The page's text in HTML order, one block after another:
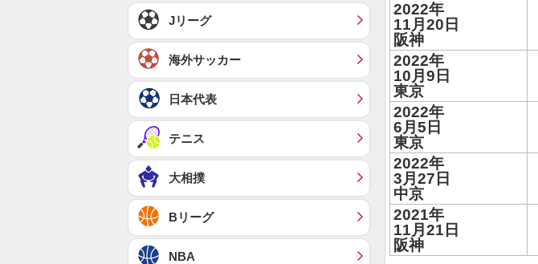
2022年
11月20日
阪神
2022年
10月9日
東京
2022年
6月5日
東京
2022年
3月27日
中京
2021年
11月21日
阪神
Jリーグ
海外サッカー
日本代表
テニス
大相撲
Bリーグ
NBA